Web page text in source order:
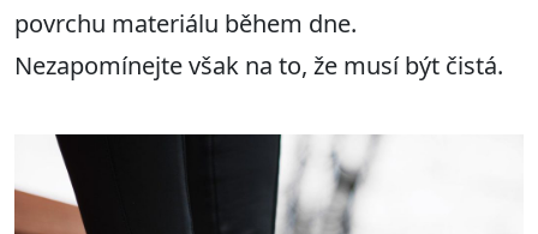
povrchu materiálu během dne.
Nezapomínejte však na to, že musí být čistá.